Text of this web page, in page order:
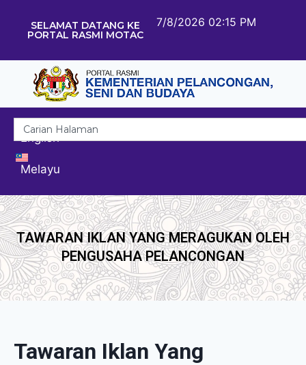
SELAMAT DATANG KE
PORTAL RASMI MOTAC
7/8/2026 02:15 PM
English
Melayu
TAWARAN IKLAN YANG MERAGUKAN OLEH
PENGUSAHA PELANCONGAN
Tawaran Iklan Yang